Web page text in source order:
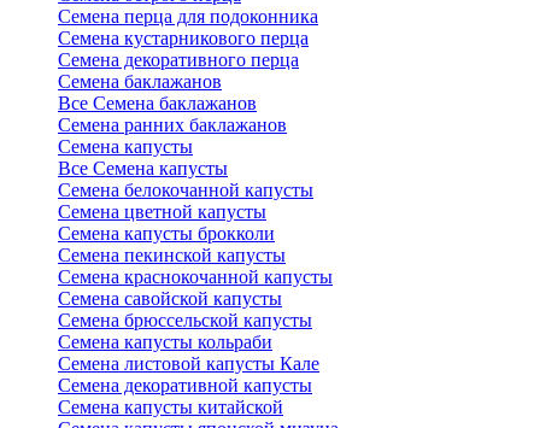
Семена перца для подоконника
Семена кустарникового перца
Семена декоративного перца
Семена баклажанов
Все Семена баклажанов
Семена ранних баклажанов
Семена капусты
Все Семена капусты
Семена белокочанной капусты
Семена цветной капусты
Семена капусты брокколи
Семена пекинской капусты
Семена краснокочанной капусты
Семена савойской капусты
Семена брюссельской капусты
Семена капусты кольраби
Семена листовой капусты Кале
Семена декоративной капусты
Семена капусты китайской